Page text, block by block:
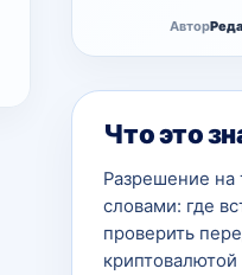
Автор
Что это
Разрешение на
словами: где
проверить
криптовалютой